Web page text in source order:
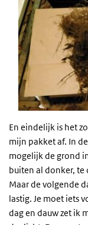
En eindelijk is het
mijn pakket af. In
mogelijk de grond
buiten al donker,
Maar de volgende
lastig. Je moet iets
dag en dauw zet ik